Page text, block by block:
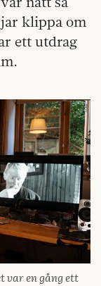
klippa om
ett utdrag
var en gång ett